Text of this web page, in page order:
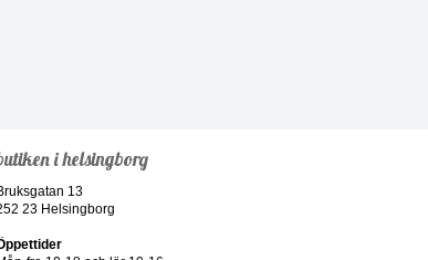
i helsingborg
13
23 Helsingborg